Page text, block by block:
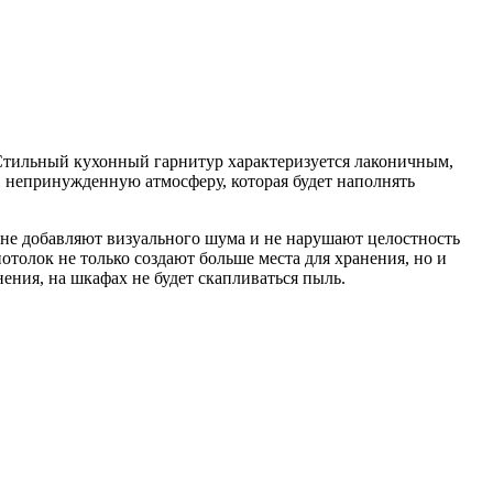
кухонный гарнитур характеризуется лаконичным,
атмосферу, которая будет наполнять
добавляют визуального шума и не нарушают целостность
не только создают больше места для хранения, но и
на шкафах не будет скапливаться пыль.